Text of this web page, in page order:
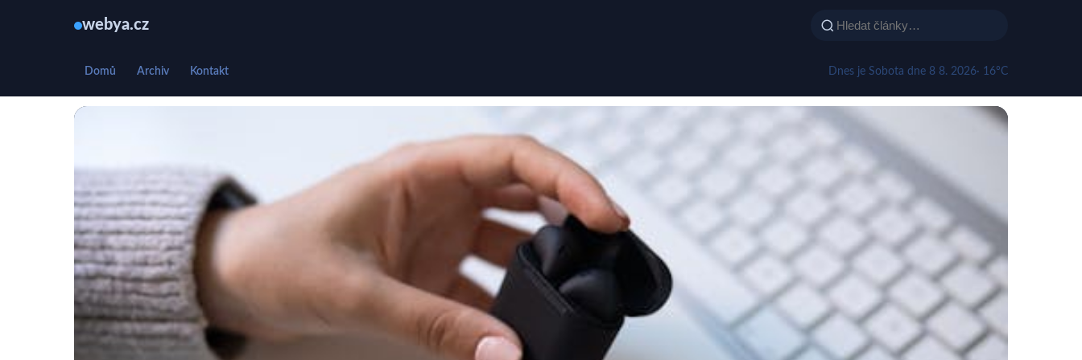
webya.cz
Domů Archiv Kontakt Dnes je Sobota dne 8 8. 2026· 16°C